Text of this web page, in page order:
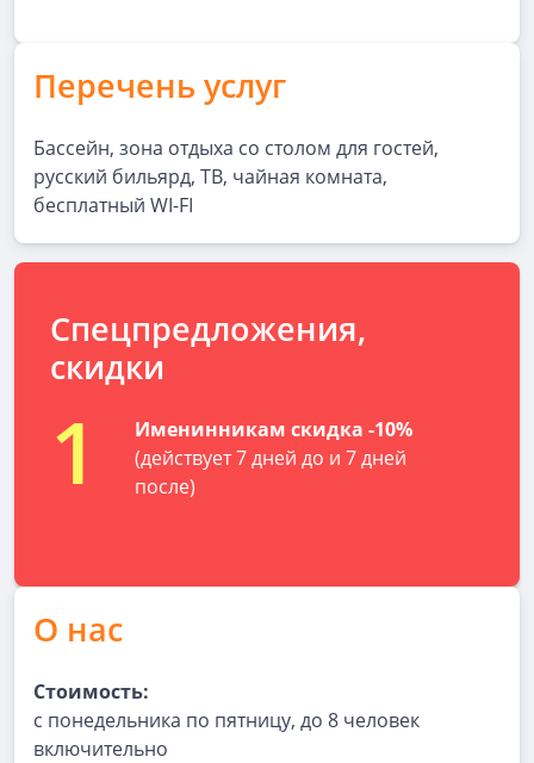
Перечень услуг
Бассейн, зона отдыха со столом для гостей,
русский бильярд, ТВ, чайная комната,
бесплатный WI-FI
Спецпредложения,
скидки
1
Именинникам скидка -10%
(действует 7 дней до и 7 дней
после)
О нас
Стоимость:
с понедельника по пятницу, до 8 человек
включительно